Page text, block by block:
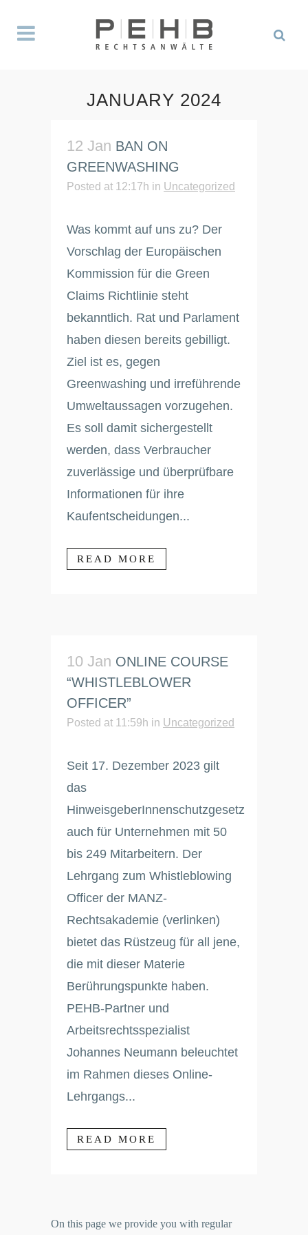
JANUARY 2024
12 Jan BAN ON
GREENWASHING
Posted at 12:17h in Uncategorized
Was kommt auf uns zu? Der
Vorschlag der Europäischen
Kommission für die Green
Claims Richtlinie steht
bekanntlich. Rat und Parlament
haben diesen bereits gebilligt.
Ziel ist es, gegen
Greenwashing und irreführende
Umweltaussagen vorzugehen.
Es soll damit sichergestellt
werden, dass Verbraucher
zuverlässige und überprüfbare
Informationen für ihre
Kaufentscheidungen...
READ MORE
10 Jan ONLINE COURSE
“WHISTLEBLOWER
OFFICER”
Posted at 11:59h in Uncategorized
Seit 17. Dezember 2023 gilt
das
HinweisgeberInnenschutzgesetz
auch für Unternehmen mit 50
bis 249 Mitarbeitern. Der
Lehrgang zum Whistleblowing
Officer der MANZ-
Rechtsakademie (verlinken)
bietet das Rüstzeug für all jene,
die mit dieser Materie
Berührungspunkte haben.
PEHB-Partner und
Arbeitsrechtsspezialist
Johannes Neumann beleuchtet
im Rahmen dieses Online-
Lehrgangs...
READ MORE
On this page we provide you with regular